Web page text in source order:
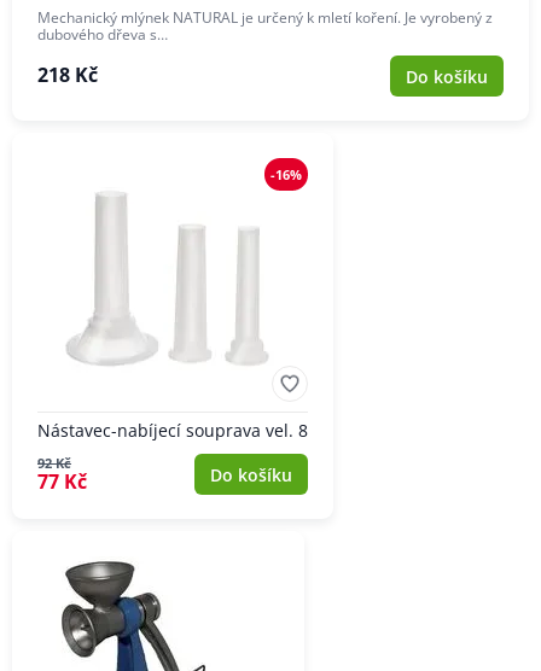
Mechanický mlýnek NATURAL je určený k mletí koření. Je vyrobený z
dubového dřeva s…
218 Kč Do košíku
-16%
Nástavec-nabíjecí souprava vel. 8
92 Kč
77 Kč Do košíku